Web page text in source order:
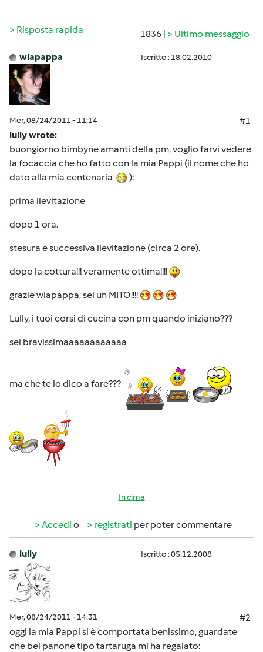
1836 | Ultimo messaggio
Risposta rapida
wlapappa Iscritto : 18.02.2010
Mer, 08/24/2011 - 11:14
#1
lully wrote:
buongiorno bimbyne amanti della pm, voglio farvi vedere
la focaccia che ho fatto con la mia Pappi (il nome che ho
dato alla mia centenaria
):
prima lievitazione
dopo 1 ora.
stesura e successiva lievitazione (circa 2 ore).
dopo la cottura!!! veramente ottima!!!!
grazie wlapappa, sei un MITO!!!!
Lully, i tuoi corsi di cucina con pm quando iniziano???
sei bravissimaaaaaaaaaaaa
ma che te lo dico a fare???
In cima
Accedi o registrati per poter commentare
lully Iscritto : 05.12.2008
Mer, 08/24/2011 - 14:31
#2
oggi la mia Pappi si è comportata benissimo, guardate
che bel panone tipo tartaruga mi ha regalato: